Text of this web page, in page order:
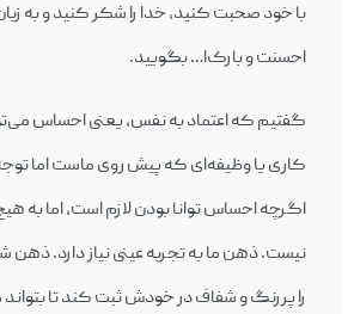
با خود صحبت کنید، خدا را شکر کنید و به
احسنت و بارک‌ا… بگویید.
گفتیم که اعتماد به نفس، یعنی احساس
کاری یا وظیفه‌ای که پیش روی ماست اما
اگرچه احساس توانا بودن لازم است، اما به
نیست. ذهن ما به تجربه عینی نیاز دارد. ذهن
را پررنگ و شفاف در خودش ثبت کند تا بتواند